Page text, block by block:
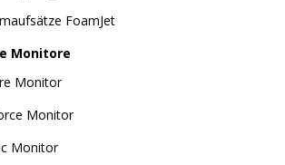
FoamJet
Monitore
Monitor
Monitor
Monitor